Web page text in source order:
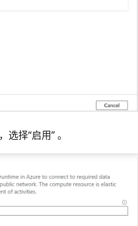
择“启用” 。